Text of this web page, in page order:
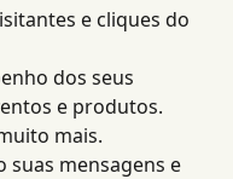
e cliques do
dos seus
e produtos.
mais.
suas mensagens e